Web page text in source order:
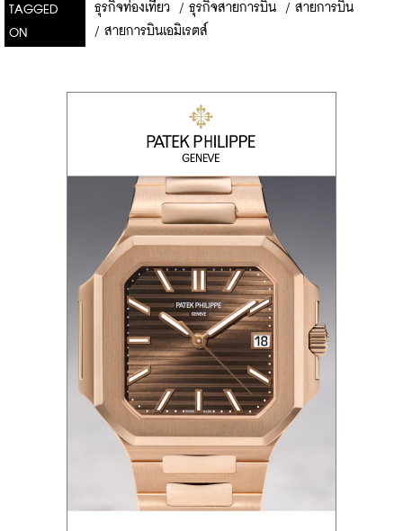
TAGGED
ON
ธุรกิจท่องเที่ยว / ธุรกิจสายการบิน / สายการบิน
/ สายการบินเอมิเรตส์